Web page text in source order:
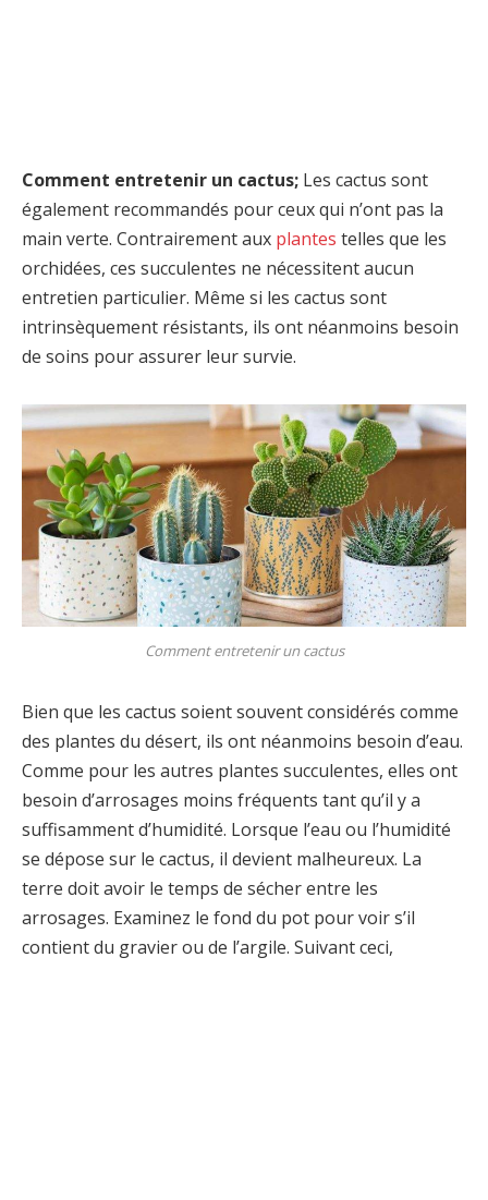
Comment entretenir un cactus; Les cactus sont
également recommandés pour ceux qui n’ont pas la
main verte. Contrairement aux plantes telles que les
orchidées, ces succulentes ne nécessitent aucun
entretien particulier. Même si les cactus sont
intrinsèquement résistants, ils ont néanmoins besoin
de soins pour assurer leur survie.
Comment entretenir un cactus
Bien que les cactus soient souvent considérés comme
des plantes du désert, ils ont néanmoins besoin d’eau.
Comme pour les autres plantes succulentes, elles ont
besoin d’arrosages moins fréquents tant qu’il y a
suffisamment d’humidité. Lorsque l’eau ou l’humidité
se dépose sur le cactus, il devient malheureux. La
terre doit avoir le temps de sécher entre les
arrosages. Examinez le fond du pot pour voir s’il
contient du gravier ou de l’argile. Suivant ceci,